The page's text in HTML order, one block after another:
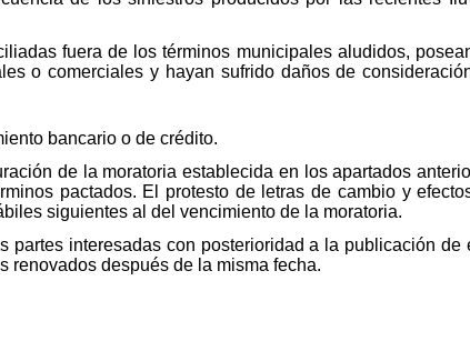
fuera de los términos municipales aludidos,
o comerciales y hayan sufrido daños de
bancario o de crédito.
de la moratoria establecida en los apartados
pactados. El protesto de letras de cambio y
siguientes al del vencimiento de la moratoria.
interesadas con posterioridad a la publicación de
renovados después de la misma fecha.